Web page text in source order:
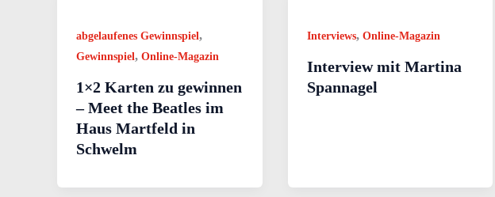
abgelaufenes Gewinnspiel,
Gewinnspiel, Online-Magazin
1×2 Karten zu gewinnen
– Meet the Beatles im
Haus Martfeld in
Schwelm
Interviews, Online-Magazin
Interview mit Martina
Spannagel